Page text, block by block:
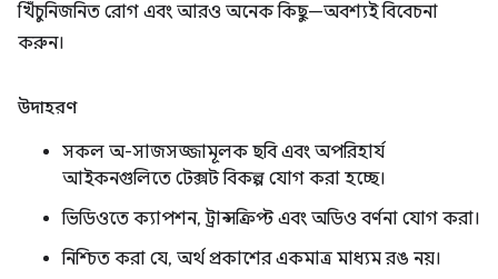
খিঁচুনিজনিত রোগ এবং আরও অনেক কিছু—অবশ্যই বিবেচনা
করুন।
উদাহরণ
সকল অ-সাজসজ্জামূলক ছবি এবং অপরিহার্য
আইকনগুলিতে টেক্সট বিকল্প যোগ করা হচ্ছে।
ভিডিওতে ক্যাপশন, ট্রান্সক্রিপ্ট এবং অডিও বর্ণনা যোগ করা।
নিশ্চিত করা যে, অর্থ প্রকাশের একমাত্র মাধ্যম রঙ নয়।